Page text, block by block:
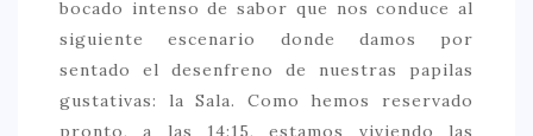
bocado intenso de sabor que nos conduce al
siguiente escenario donde damos por
sentado el desenfreno de nuestras papilas
gustativas: la Sala. Como hemos reservado
pronto, a las 14:15, estamos viviendo las